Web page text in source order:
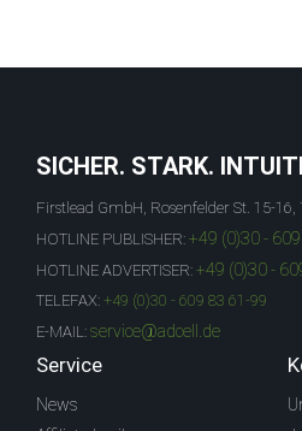
SICHER. STARK.
Firstlead GmbH, Rosenfelder St. 15-16,
HOTLINE PUBLISHER: +49 (0)30 -
HOTLINE ADVERTISER: +49 (0)30 -
TELEFAX: +49 (0)30 - 609 83 61-99
E-MAIL: service@adcell.de
Service
News